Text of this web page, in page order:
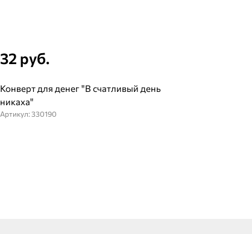
32 руб.
Конверт для денег "В счатливый день
никаха"
Артикул: 330190